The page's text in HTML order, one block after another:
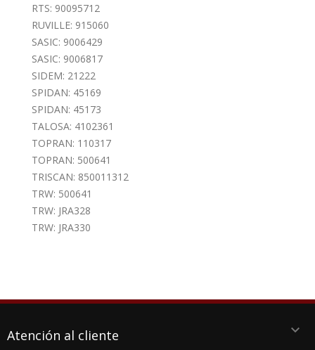
RTS: 90095712
RUVILLE: 915060
SASIC: 9006429
SASIC: 9006817
SIDEM: 21222
SPIDAN: 45169
SPIDAN: 45173
TALOSA: 4102361
TOPRAN: 110317
TOPRAN: 500641
TRISCAN: 850011312
TRW: 500641
TRW: JRA328
TRW: JRA330
Atención al cliente keyboard_arrow_down